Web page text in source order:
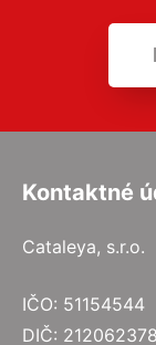
Kontaktné
Cataleya, s.r.o.
IČO: 51154544
DIČ: